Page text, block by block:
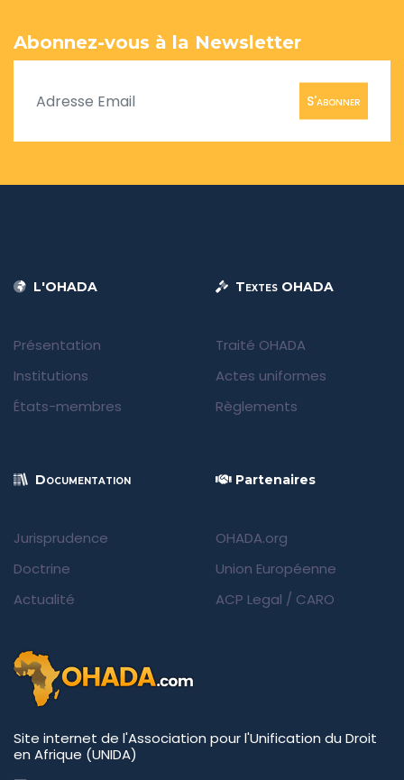
Abonnez-vous à la Newsletter
S'abonner
L'OHADA
Présentation
Institutions
États-membres
Textes OHADA
Traité OHADA
Actes uniformes
Règlements
Documentation
Jurisprudence
Doctrine
Actualité
Partenaires
OHADA.org
Union Européenne
ACP Legal / CARO
Site internet de l'Association pour l'Unification du Droit
en Afrique (UNIDA)